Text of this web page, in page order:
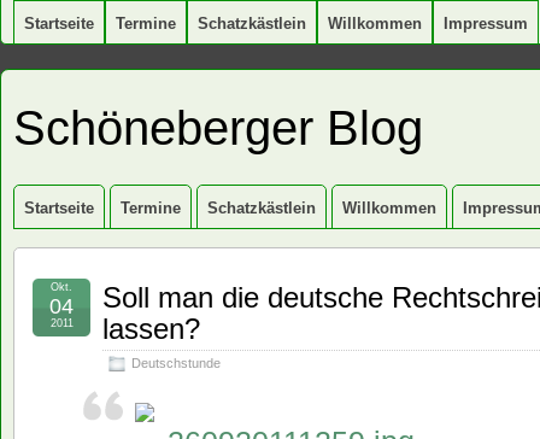
Startseite Termine Schatzkästlein Willkommen Impressum
Schöneberger Blog
Startseite Termine Schatzkästlein Willkommen
Soll man die deutsche
lassen?
Deutschstunde
Okt.
04
2011